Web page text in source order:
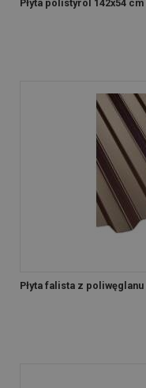
Płyta polistyrol 142x54
Płyta falista z poliwęglanu